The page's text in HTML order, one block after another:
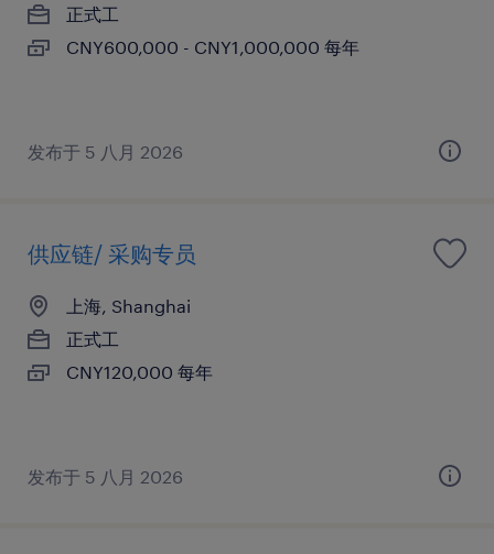
正式工
CNY600,000 - CNY1,000,000 每年
发布于 5 八月 2026
供应链/ 采购专员
上海, Shanghai
正式工
CNY120,000 每年
发布于 5 八月 2026